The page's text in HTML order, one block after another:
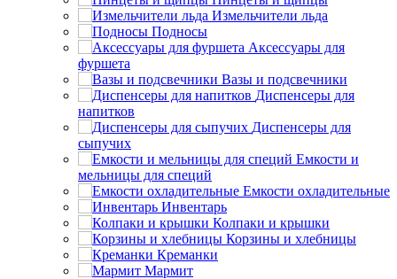
Измельчители льда
Подносы
Аксессуары для
фуршета
Вазы и подсвечники
Диспенсеры для
напитков
Диспенсеры для
сыпучих
Емкости и
мельницы для специй
Емкости охладительные
Инвентарь
Колпаки и крышки
Корзины и хлебницы
Креманки
Мармит